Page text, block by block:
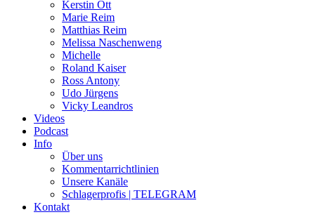
Kerstin Ott
Marie Reim
Matthias Reim
Melissa Naschenweng
Michelle
Roland Kaiser
Ross Antony
Udo Jürgens
Vicky Leandros
Videos
Podcast
Info
Über uns
Kommentarrichtlinien
Unsere Kanäle
Schlagerprofis | TELEGRAM
Kontakt